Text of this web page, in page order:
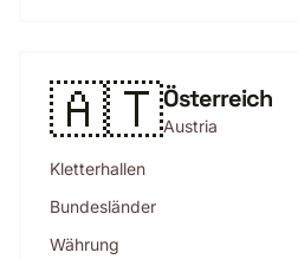
🇦🇹Österreich
Austria
Kletterhallen
Bundesländer
Währung